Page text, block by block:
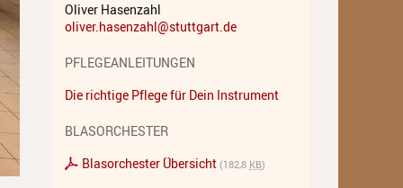
Standorte
Ensembles
Talentförderung
Oliver Hasenzahl
oliver.hasenzahl@stuttgart.de
PFLEGEANLEITUNGEN
Die richtige Pflege für Dein Instrument
BLASORCHESTER
Blasorchester Übersicht (182,8 KB)